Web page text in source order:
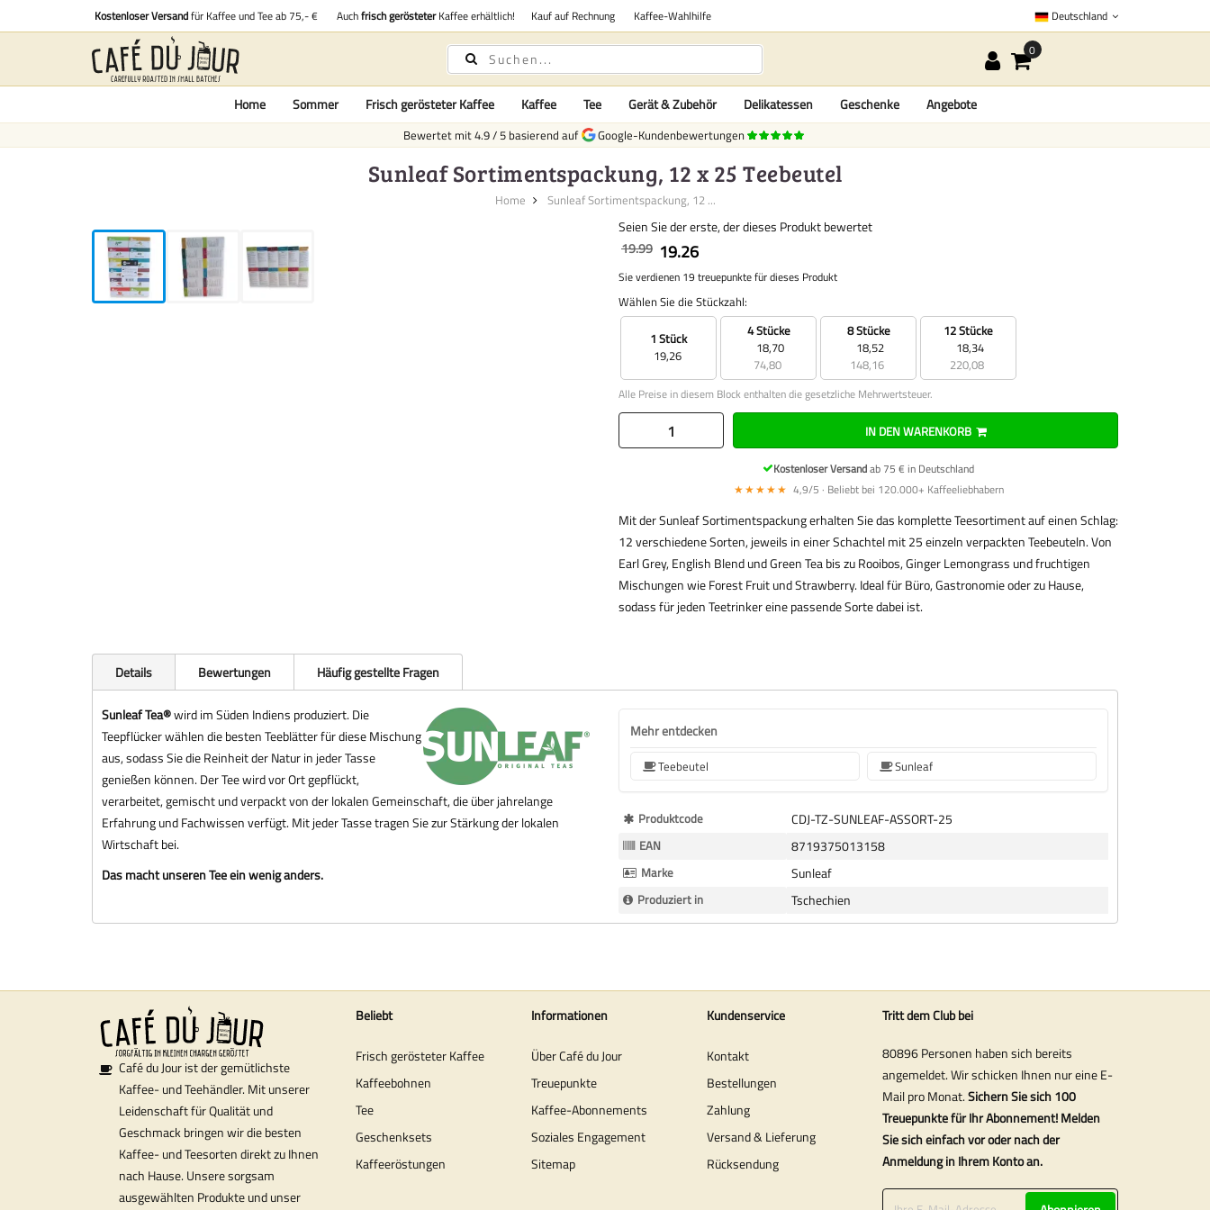
Kostenloser Versandfür Kaffee und Tee ab 75,- € Auchfrisch gerösteterKaffee erhältlich! Kauf auf Rechnung Kaffee-Wahlhilfe Deutschland
Home Sommer Frisch gerösteter Kaffee Kaffee Tee Gerät & Zubehör Delikatessen Geschenke Angebote
Bewertet mit4.9/5 basierend auf Google-Kundenbewertungen
Sunleaf Sortimentspackung, 12 x 25 Teebeutel
Home Sunleaf Sortimentspackung, 12 ...
Seien Sie der erste, der dieses Produkt bewertet
19.99 19.26
Sie verdienen 19 treuepunkte für dieses Produkt
Wählen Sie die Stückzahl:
1 Stück
19,26
4 Stücke
18,70
74,80
8 Stücke
18,52
148,16
12 Stücke
18,34
220,08
Alle Preise in diesem Block enthalten die gesetzliche Mehrwertsteuer.
IN DEN WARENKORB
Kostenloser Versandab 75 € in Deutschland
★★★★★ 4,9/5 · Beliebt bei 120.000+ Kaffeeliebhabern
Mit der Sunleaf Sortimentspackung erhalten Sie das komplette Teesortiment auf einen Schlag:
12 verschiedene Sorten, jeweils in einer Schachtel mit 25 einzeln verpackten Teebeuteln. Von
Earl Grey, English Blend und Green Tea bis zu Rooibos, Ginger Lemongrass und fruchtigen
Mischungen wie Forest Fruit und Strawberry. Ideal für Büro, Gastronomie oder zu Hause,
sodass für jeden Teetrinker eine passende Sorte dabei ist.
Details Bewertungen Häufig gestellte Fragen
Sunleaf Tea®wird im Süden Indiens produziert. Die
Teepflücker wählen die besten Teeblätter für diese Mischung
aus, sodass Sie die Reinheit der Natur in jeder Tasse
genießen können. Der Tee wird vor Ort gepflückt,
verarbeitet, gemischt und verpackt von der lokalen Gemeinschaft, die über jahrelange
Erfahrung und Fachwissen verfügt. Mit jeder Tasse tragen Sie zur Stärkung der lokalen
Wirtschaft bei.
Das macht unseren Tee ein wenig anders.
Mehr entdecken
Teebeutel Sunleaf
Mehr
Informationen
Produktcode CDJ-TZ-SUNLEAF-ASSORT-25
EAN 8719375013158
Marke Sunleaf
Produziert in Tschechien
Café du Jour ist der gemütlichste
Kaffee- und Teehändler. Mit unserer
Leidenschaft für Qualität und
Geschmack bringen wir die besten
Kaffee- und Teesorten direkt zu Ihnen
nach Hause. Unsere sorgsam
ausgewählten Produkte und unser
Beliebt
Frisch gerösteter Kaffee
Kaffeebohnen
Tee
Geschenksets
Kaffeeröstungen
Informationen
Über Café du Jour
Treuepunkte
Kaffee-Abonnements
Soziales Engagement
Sitemap
Kundenservice
Kontakt
Bestellungen
Zahlung
Versand & Lieferung
Rücksendung
Tritt dem Club bei
80896 Personen haben sich bereits
angemeldet. Wir schicken Ihnen nur eine E-
Mail pro Monat.Sichern Sie sich 100
Treuepunkte für Ihr Abonnement! Melden
Sie sich einfach vor oder nach der
Anmeldung in Ihrem Konto an.